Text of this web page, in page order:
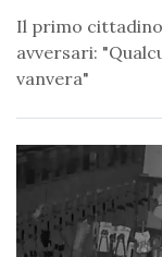
Il primo
avversari:
vanvera"